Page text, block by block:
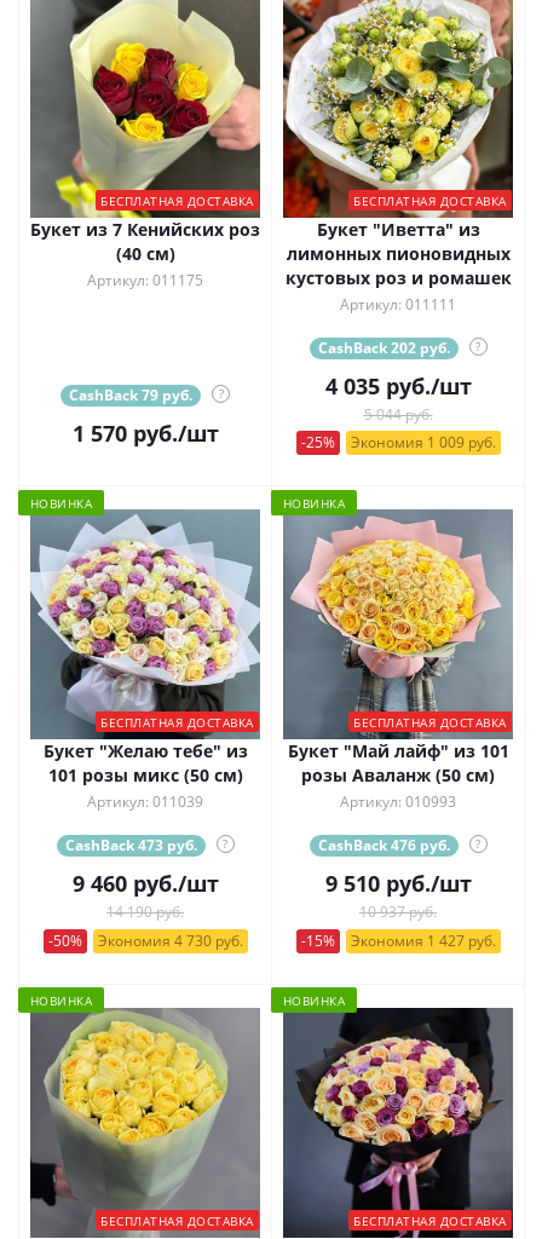
БЕСПЛАТНАЯ ДОСТАВКА
Букет из 7 Кенийских роз
(40 см)
Артикул: 011175
CashBack 79 руб. ?
1 570руб./шт
БЕСПЛАТНАЯ ДОСТАВКА
Букет "Иветта" из
лимонных пионовидных
кустовых роз и ромашек
Артикул: 011111
CashBack 202 руб. ?
4 035руб./шт
5 044 руб.
-25%
Экономия 1 009 руб.
НОВИНКА
БЕСПЛАТНАЯ ДОСТАВКА
Букет "Желаю тебе" из
101 розы микс (50 см)
Артикул: 011039
CashBack 473 руб. ?
9 460руб./шт
14 190 руб.
-50%
Экономия 4 730 руб.
НОВИНКА
БЕСПЛАТНАЯ ДОСТАВКА
Букет "Май лайф" из 101
розы Аваланж (50 см)
Артикул: 010993
CashBack 476 руб. ?
9 510руб./шт
10 937 руб.
-15%
Экономия 1 427 руб.
НОВИНКА
БЕСПЛАТНАЯ ДОСТАВКА
НОВИНКА
БЕСПЛАТНАЯ ДОСТАВКА